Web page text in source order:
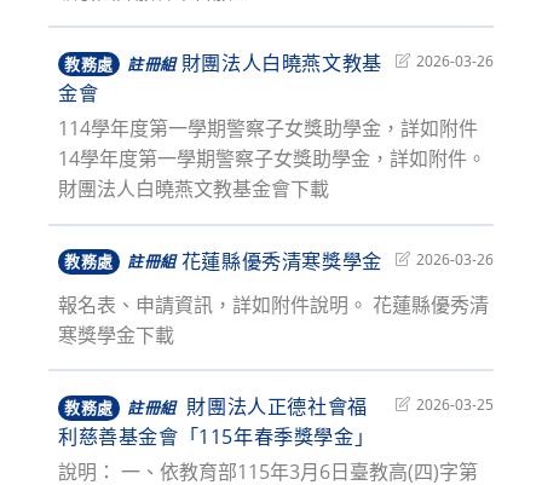
教務處 註冊組 財團法人白曉燕文教基
金會
Post
modified:
2026-03-26
114學年度第一學期警察子女獎助學金，詳如附件
14學年度第一學期警察子女獎助學金，詳如附件。
財團法人白曉燕文教基金會下載
教務處 註冊組 花蓮縣優秀清寒獎學金
Post
modified:
2026-03-26
報名表、申請資訊，詳如附件說明。 花蓮縣優秀清
寒獎學金下載
教務處 註冊組 財團法人正德社會福
利慈善基金會「115年春季獎學金」
Post
modified:
2026-03-25
說明： 一、依教育部115年3月6日臺教高(四)字第